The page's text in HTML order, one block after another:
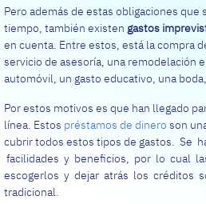
Pero además de estas obligaciones
tiempo, también existen gastos
en cuenta. Entre estos, está la compra
servicio de asesoría, una remodelación
automóvil, un gasto educativo, una
Por estos motivos es que han llegado
línea. Estos préstamos de dinero son
cubrir todos estos tipos de gastos. Se
facilidades y beneficios, por lo cual
escogerlos y dejar atrás los créditos
tradicional.